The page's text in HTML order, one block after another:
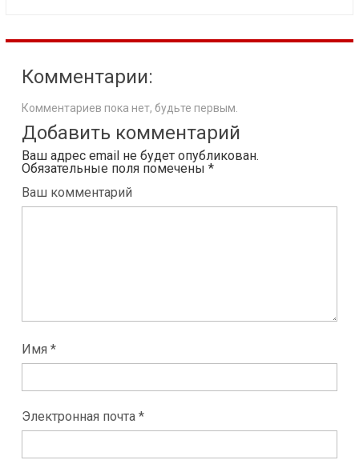
Комментарии:
Комментариев пока нет, будьте первым.
Добавить комментарий
Ваш адрес email не будет опубликован.
Обязательные поля помечены *
Ваш комментарий
Имя *
Электронная почта *